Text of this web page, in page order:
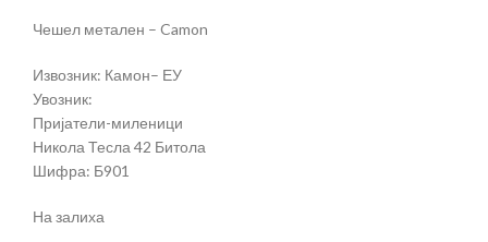
Чешел метален – Camon
Извозник: Камон– ЕУ
Увозник:
Пријатели-миленици
Никола Тесла 42 Битола
Шифра: Б901
На залиха